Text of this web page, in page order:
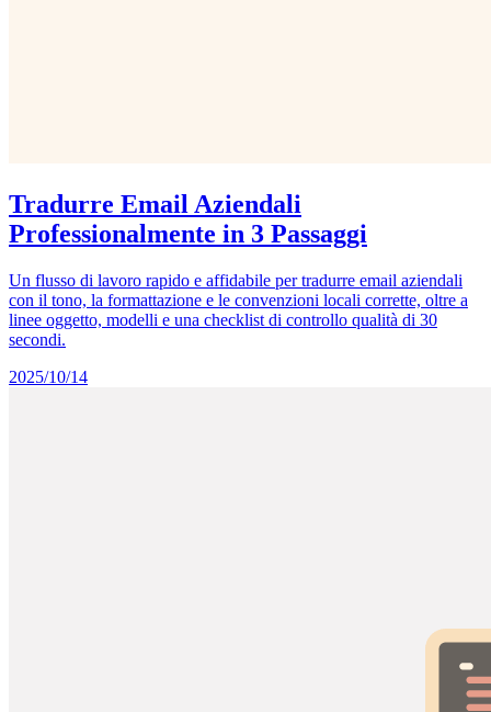
Tradurre Email Aziendali
Professionalmente in 3 Passaggi
Un flusso di lavoro rapido e affidabile per tradurre email aziendali
con il tono, la formattazione e le convenzioni locali corrette, oltre a
linee oggetto, modelli e una checklist di controllo qualità di 30
secondi.
2025/10/14